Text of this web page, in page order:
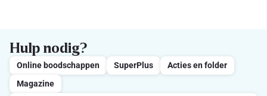
Hulp nodig?
Online boodschappen SuperPlus
Acties en folder
Magazine